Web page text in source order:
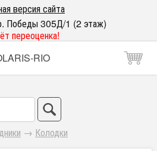
версия сайта
Победы 305Д/1 (2 этаж)
переоценка!
RIO
→ Колодки